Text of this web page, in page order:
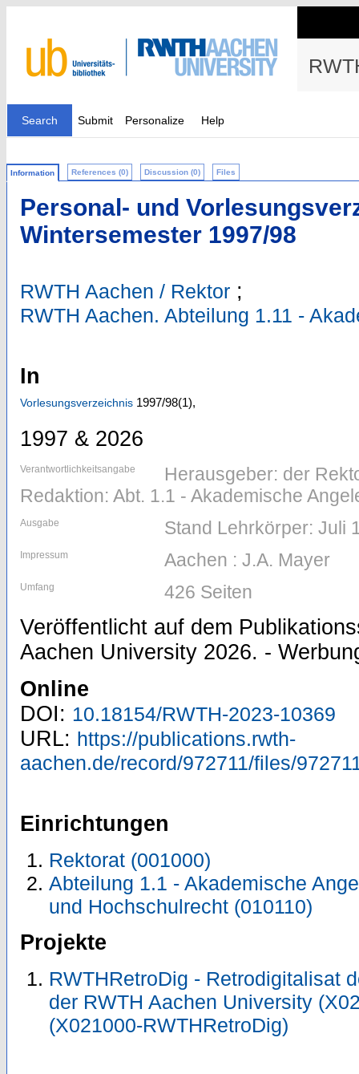
Search Submit Personalize Help
Information References (0) Discussion (0) Files
Personal- und
Wintersemester 1997/98
RWTH Aachen / Rektor ;
RWTH Aachen. Abteilung 1.11 -
In
Vorlesungsverzeichnis 1997/98(1),
1997 & 2026
Verantwortlichkeitsangabe
Herausgeber: der
Redaktion: Abt. 1.1 - Akademische
Ausgabe Stand Lehrkörper: Juli
Impressum Aachen : J.A. Mayer
Umfang 426 Seiten
Veröffentlicht auf dem
Aachen University 2026. -
Online
DOI: 10.18154/RWTH-2023-10369
URL: https://publications.rwth-
aachen.de/record/972711/files/
Einrichtungen
Rektorat (001000)
Abteilung 1.1 - Akademische
und Hochschulrecht (010110)
Projekte
RWTHRetroDig - Retrodigitalisat
der RWTH Aachen University
(X021000-RWTHRetroDig)